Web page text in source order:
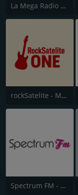
La Mega Radio 91.7 FM
rockSatelite - MadridONE
Spectrum FM - Costa del Sol